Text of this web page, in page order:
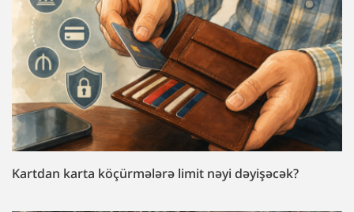
Kartdan karta köçürmələrə limit nəyi dəyişəcək?